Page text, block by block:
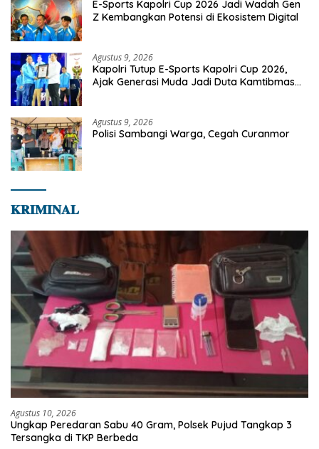
E-Sports Kapolri Cup 2026 Jadi Wadah Gen
Z Kembangkan Potensi di Ekosistem Digital
Agustus 9, 2026
Kapolri Tutup E-Sports Kapolri Cup 2026,
Ajak Generasi Muda Jadi Duta Kamtibmas
Agustus 9, 2026
Polisi Sambangi Warga, Cegah Curanmor
𝐊𝐑𝐈𝐌𝐈𝐍𝐀𝐋
Agustus 10, 2026
Ungkap Peredaran Sabu 40 Gram, Polsek Pujud Tangkap 3
Tersangka di TKP Berbeda